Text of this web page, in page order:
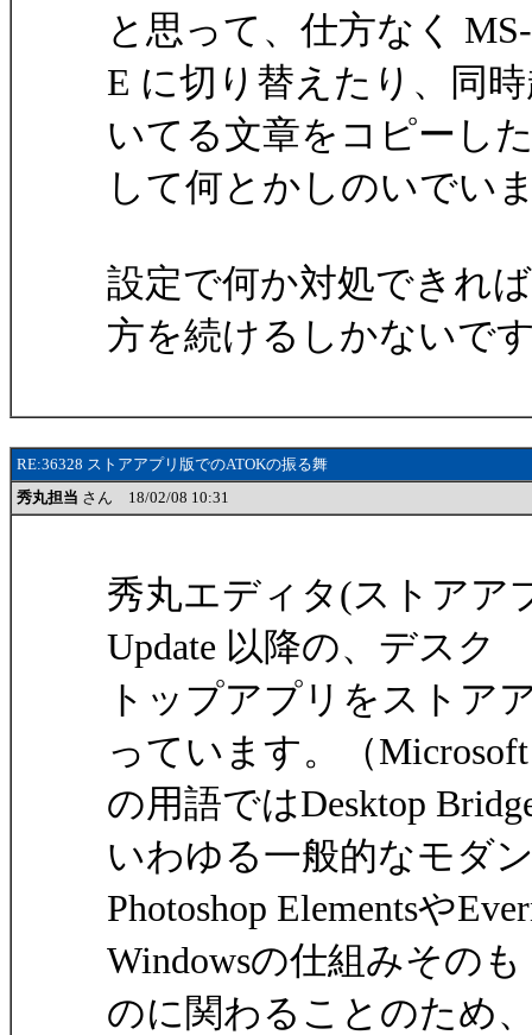
と思って、仕方なく
E に切り替えたり、同
いてる文章をコピーし
して何とかしのいでい
設定で何か対処できれ
方を続けるしかないで
RE:36328 ストアアプリ版でのATOKの振る舞
秀丸担当 さん 18/02/08 10:31
秀丸エディタ(ストアア
Update 以降の、デスク
トップアプリをストア
っています。（Microsoft
の用語ではDesktop
いわゆる一般的なモダ
Photoshop Elementsや
Windowsの仕組みそのも
のに関わることのため